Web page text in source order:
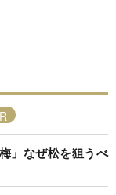
」なぜ松を狙うべ